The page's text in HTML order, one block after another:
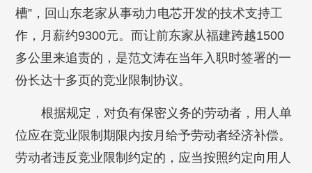
槽”，回山东老家从事动力电芯开发的技术支持工
作，月薪约9300元。而让前东家从福建跨越1500
多公里来追责的，是范文涛在当年入职时签署的一
份长达十多页的竞业限制协议。
根据规定，对负有保密义务的劳动者，用人单
位应在竞业限制期限内按月给予劳动者经济补偿。
劳动者违反竞业限制约定的，应当按照约定向用人